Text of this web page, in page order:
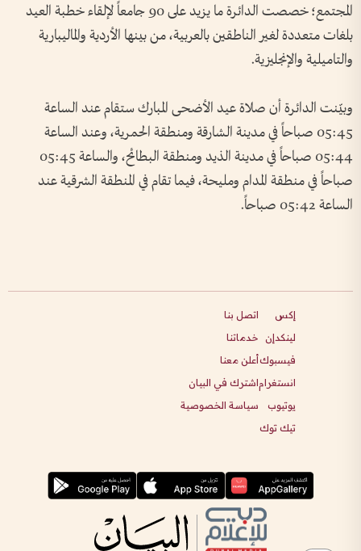
المجتمع؛ خصصت الدائرة ما يزيد على 90 جامعاً لإلقاء خطبة العيد
بلغات متعددة لغير الناطقين بالعربية، من بينها الأردية والماليبارية
والتاميلية والإنجليزية.
وبيّنت الدائرة أن صلاة عيد الأضحى المبارك ستقام عند الساعة
05:45 صباحاً في مدينة الشارقة ومنطقة الحمرية، وعند الساعة
05:44 صباحاً في مدينة الذيد ومنطقة البطائح، والساعة 05:45
صباحاً في منطقة المدام ومليحة، فيما تقام في المنطقة الشرقية عند
الساعة 05:42 صباحاً.
إكس
لينكدإن
فيسبوك
انستغرام
يوتيوب
تيك توك
اتصل بنا
خدماتنا
أعلن معنا
اشترك في البيان
سياسة الخصوصية